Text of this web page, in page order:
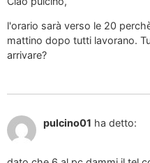
l'orario sarà verso le 20
mattino dopo tutti lavorano.
arrivare?
pulcino01 ha detto: